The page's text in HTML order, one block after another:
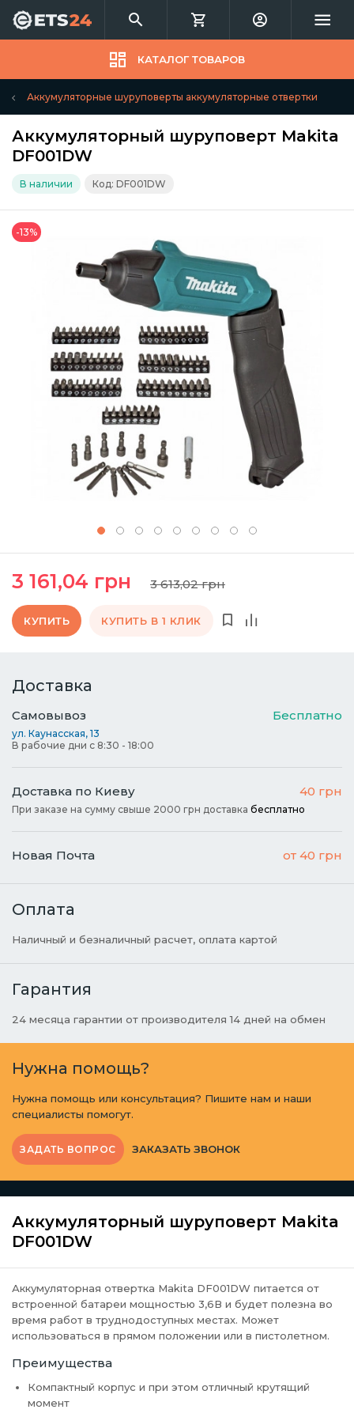
КАТАЛОГ ТОВАРОВ
Аккумуляторные шуруповерты аккумуляторные отвертки
Аккумуляторный шуруповерт Makita
DF001DW
В наличии Код: DF001DW
-13%
3 161,04 грн 3 613,02 грн
КУПИТЬ КУПИТЬ В 1 КЛИК
Доставка
Самовывоз Бесплатно
ул. Каунасская, 13
В рабочие дни с 8:30 - 18:00
Доставка по Киеву 40 грн
При заказе на сумму свыше 2000 грн доставка бесплатно
Новая Почта от 40 грн
Оплата
Наличный и безналичный расчет, оплата картой
Гарантия
24 месяца гарантии от производителя 14 дней на обмен
Нужна помощь?
Нужна помощь или консультация? Пишите нам и наши
специалисты помогут.
ЗАДАТЬ ВОПРОС ЗАКАЗАТЬ ЗВОНОК
Аккумуляторный шуруповерт Makita
DF001DW
Аккумуляторная отвертка Makita DF001DW питается от
встроенной батареи мощностью 3,6В и будет полезна во
время работ в труднодоступных местах. Может
использоваться в прямом положении или в пистолетном.
Преимущества
Компактный корпус и при этом отличный крутящий
момент